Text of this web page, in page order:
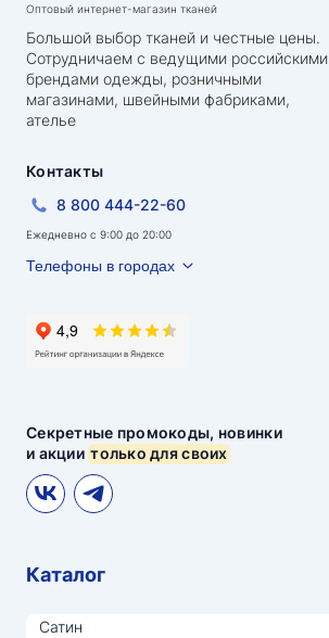
Оптовый интернет-магазин тканей
Большой выбор тканей и честные цены.
Сотрудничаем с ведущими российскими
брендами одежды, розничными
магазинами, швейными фабриками,
ателье
Секретные промокоды, новинки
и акциитолько для своих
Контакты
8 800 444-22-60
Ежедневно с 9:00 до 20:00
Телефоны в городах
Каталог
Сатин